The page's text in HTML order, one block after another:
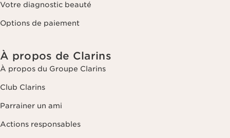
Votre diagnostic beauté
Options de paiement
À propos de Clarins
À propos du Groupe Clarins
Club Clarins
Parrainer un ami
Actions responsables